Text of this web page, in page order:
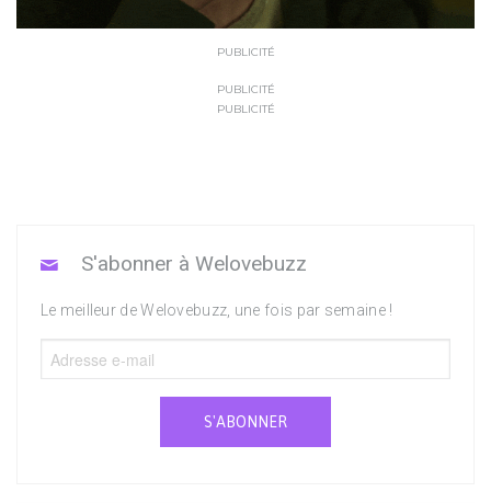
PUBLICITÉ
PUBLICITÉ
PUBLICITÉ
S'abonner à Welovebuzz
Le meilleur de Welovebuzz, une fois par semaine !
S'ABONNER